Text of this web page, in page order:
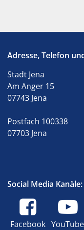
Adresse, Telefon
Stadt Jena
Am Anger 15
07743 Jena
Postfach 100338
07703 Jena
Social Media Kanäle:
Facebook YouTube